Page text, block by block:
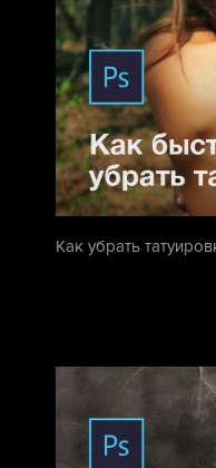
Как убрать